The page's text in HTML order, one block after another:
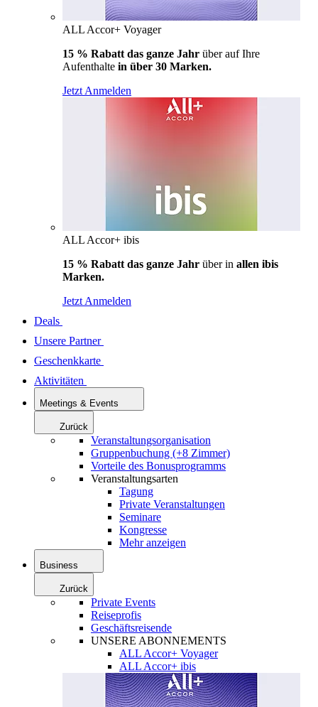
ALL Accor+ Voyager
15 % Rabatt das ganze Jahr über auf Ihre
Aufenthalte in über 30 Marken.
Jetzt Anmelden
ALL Accor+ ibis
15 % Rabatt das ganze Jahr über in allen ibis
Marken.
Jetzt Anmelden
Deals
Unsere Partner
Geschenkkarte
Aktivitäten
Meetings & Events
Zurück
Veranstaltungsorganisation
Gruppenbuchung (+8 Zimmer)
Vorteile des Bonusprogramms
Veranstaltungsarten
Tagung
Private Veranstaltungen
Seminare
Kongresse
Mehr anzeigen
Business
Zurück
Private Events
Reiseprofis
Geschäftsreisende
UNSERE ABONNEMENTS
ALL Accor+ Voyager
ALL Accor+ ibis